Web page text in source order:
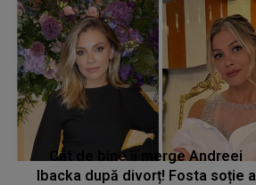
Cât de bine îi merge Andreei
Ibacka după divorț! Fosta soție a